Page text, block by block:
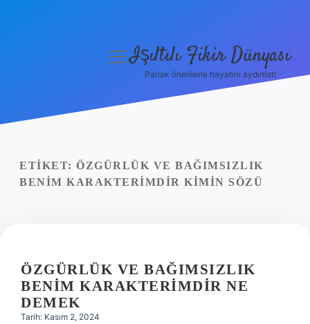
Yasal Uyarı
menüyüIşıltılı Fikir Dünyası
Parlak önerilerle hayatını aydınlat!
ETIKET: ÖZGÜRLÜK VE BAĞIMSIZLIK
BENIM KARAKTERIMDIR KIMIN SÖZÜ
ÖZGÜRLÜK VE BAĞIMSIZLIK
BENIM KARAKTERIMDIR NE
DEMEK
Tarih: Kasım 2, 2024